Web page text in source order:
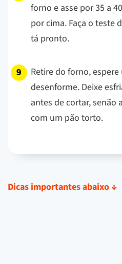
forno e asse por 35 a
por cima. Faça o teste
tá pronto.
Retire do forno,
desenforme. Deixe
antes de cortar, senão
com um pão torto.
Dicas importantes abaixo ↓